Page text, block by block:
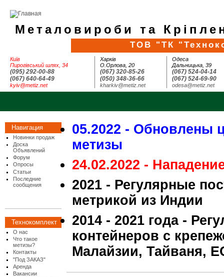
Металовироби та
ТОВ "ТК
Київ
Пирогівський шлях, 34
(095) 292-00-88
(067) 640-64-49
kyiv@metiz.net
Харків
О.Орлова, 20
(067) 320-85-26
(050) 348-36-66
kharkiv@metiz.net
Одеса
Дальницька, 39
(067) 524-04-14
(067) 524-69-90
odesa@metiz.net
Навигация
Новинки продаж
Доска
Объявлений
Форум
Опросы
Статьи
Последние
сообщения
Технокомплект
О нас
Что такое
метизы?
Контакты
"Под ЗАКАЗ"
Аренда
Вакансии
05.2022 - Обновлены
метизы
24.02.2022 -
2021 - Регулярные
метрикой из Индии
2014 - 2021 года -
контейнеров с
Малайзии, Тайваня,